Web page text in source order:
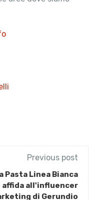
Previous post
Pasta Linea Bianca
affida all'influencer
di Gerundio